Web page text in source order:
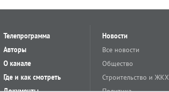
Телепрограмма
Авторы
О канале
Где и как смотреть
Новости
Все новости
Общество
Строительство и ЖКХ